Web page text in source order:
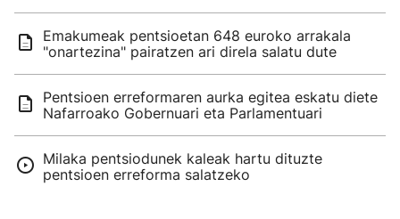
Emakumeak pentsioetan 648 euroko arrakala
"onartezina" pairatzen ari direla salatu dute
Pentsioen erreformaren aurka egitea eskatu diete
Nafarroako Gobernuari eta Parlamentuari
Milaka pentsiodunek kaleak hartu dituzte
pentsioen erreforma salatzeko